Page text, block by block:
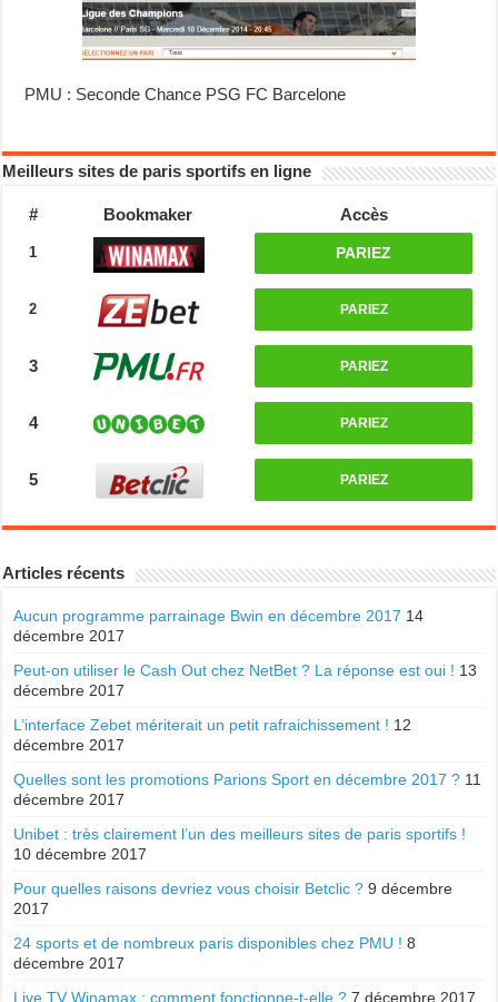
PMU : Seconde Chance PSG FC Barcelone
Meilleurs sites de paris sportifs en ligne
# Bookmaker Accès
1 PARIEZ
2 PARIEZ
3 PARIEZ
4 PARIEZ
5 PARIEZ
Articles récents
Aucun programme parrainage Bwin en décembre 2017 14
décembre 2017
Peut-on utiliser le Cash Out chez NetBet ? La réponse est oui ! 13
décembre 2017
L’interface Zebet mériterait un petit rafraichissement ! 12
décembre 2017
Quelles sont les promotions Parions Sport en décembre 2017 ? 11
décembre 2017
Unibet : très clairement l’un des meilleurs sites de paris sportifs !
10 décembre 2017
Pour quelles raisons devriez vous choisir Betclic ? 9 décembre
2017
24 sports et de nombreux paris disponibles chez PMU ! 8
décembre 2017
Live TV Winamax : comment fonctionne-t-elle ? 7 décembre 2017